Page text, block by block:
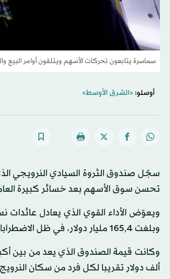
سماسرة يتابعون تحركات الأسهم ويتلقون أوامر البيع
أوسلو: «الشرق الأوسط»
تحسن سوق الأسهم بعد خسائر كبيرة
وبلغت 165,4 مليار دولار، في ظل الاضطرابات التي أثارها اندلاع حرب أوكرانيا.
ألف دولار تقريبا لكل فرد من سكان النرويج